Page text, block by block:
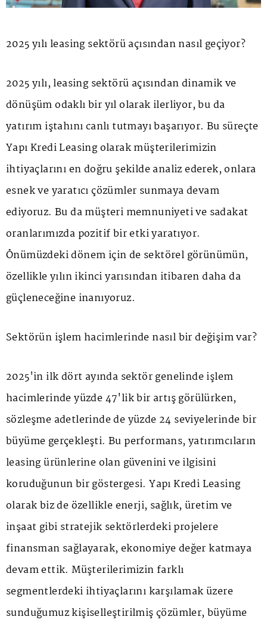
2025 yılı leasing sektörü açısından nasıl geçiyor?
2025 yılı, leasing sektörü açısından dinamik ve
dönüşüm odaklı bir yıl olarak ilerliyor, bu da
yatırım iştahını canlı tutmayı başarıyor. Bu süreçte
Yapı Kredi Leasing olarak müşterilerimizin
ihtiyaçlarını en doğru şekilde analiz ederek, onlara
esnek ve yaratıcı çözümler sunmaya devam
ediyoruz. Bu da müşteri memnuniyeti ve sadakat
oranlarımızda pozitif bir etki yaratıyor.
Önümüzdeki dönem için de sektörel görünümün,
özellikle yılın ikinci yarısından itibaren daha da
güçleneceğine inanıyoruz.
Sektörün işlem hacimlerinde nasıl bir değişim var?
2025'in ilk dört ayında sektör genelinde işlem
hacimlerinde yüzde 47'lik bir artış görülürken,
sözleşme adetlerinde de yüzde 24 seviyelerinde bir
büyüme gerçekleşti. Bu performans, yatırımcıların
leasing ürünlerine olan güvenini ve ilgisini
koruduğunun bir göstergesi. Yapı Kredi Leasing
olarak biz de özellikle enerji, sağlık, üretim ve
inşaat gibi stratejik sektörlerdeki projelere
finansman sağlayarak, ekonomiye değer katmaya
devam ettik. Müşterilerimizin farklı
segmentlerdeki ihtiyaçlarını karşılamak üzere
sunduğumuz kişiselleştirilmiş çözümler, büyüme